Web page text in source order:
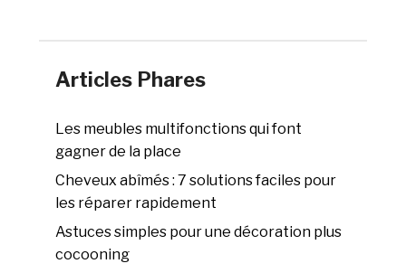
Articles Phares
Les meubles multifonctions qui font
gagner de la place
Cheveux abîmés : 7 solutions faciles pour
les réparer rapidement
Astuces simples pour une décoration plus
cocooning